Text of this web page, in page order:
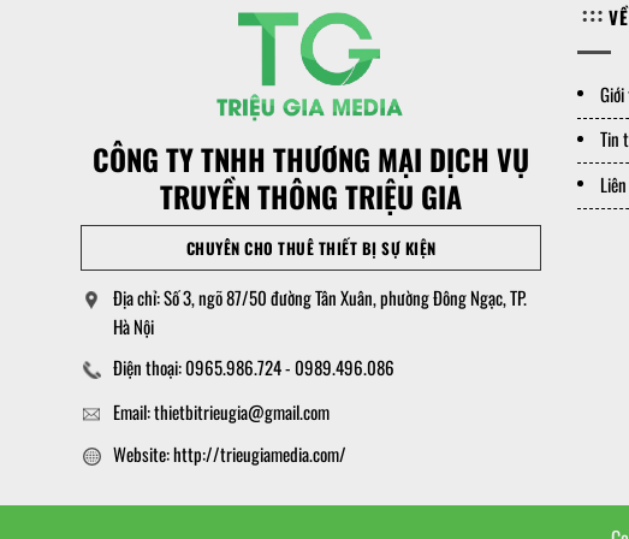
CÔNG TY TNHH THƯƠNG MẠI DỊCH VỤ
TRUYỀN THÔNG TRIỆU GIA
CHUYÊN CHO THUÊ THIẾT BỊ SỰ KIỆN
Địa chỉ: Số 3, ngõ 87/50 đường Tân Xuân, phường Đông Ngạc, TP.
Hà Nội
Điện thoại: 0965.986.724 - 0989.496.086
Email: thietbitrieugia@gmail.com
Website: http://trieugiamedia.com/
Tin